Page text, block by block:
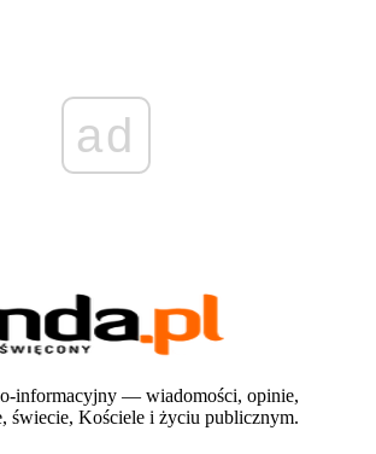
ad
informacyjny — wiadomości, opinie,
świecie, Kościele i życiu publicznym.